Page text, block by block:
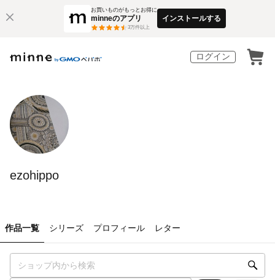
お買いものがもっとお得に
minneのアプリ
3万件以上
インストールする
ログイン
ezohippo
作品一覧 シリーズ プロフィール レター